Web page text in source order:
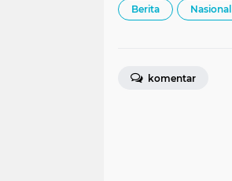
Berita Nasional
komentar